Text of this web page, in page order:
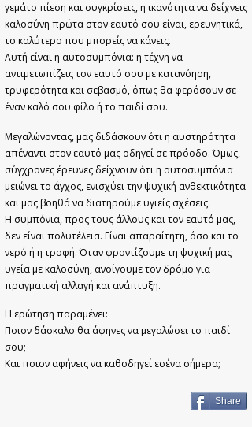
γεμάτο πίεση και συγκρίσεις, η ικανότητα να δείχνεις
καλοσύνη πρώτα στον εαυτό σου είναι, ερευνητικά,
το καλύτερο που μπορείς να κάνεις.
Αυτή είναι η αυτοσυμπόνια: η τέχνη να
αντιμετωπίζεις τον εαυτό σου με κατανόηση,
τρυφερότητα και σεβασμό, όπως θα φερόσουν σε
έναν καλό σου φίλο ή το παιδί σου.
Μεγαλώνοντας, μας διδάσκουν ότι η αυστηρότητα
απέναντι στον εαυτό μας οδηγεί σε πρόοδο. Όμως,
σύγχρονες έρευνες δείχνουν ότι η αυτοσυμπόνια
μειώνει το άγχος, ενισχύει την ψυχική ανθεκτικότητα
και μας βοηθά να διατηρούμε υγιείς σχέσεις.
Η συμπόνια, προς τους άλλους και τον εαυτό μας,
δεν είναι πολυτέλεια. Είναι απαραίτητη, όσο και το
νερό ή η τροφή. Όταν φροντίζουμε τη ψυχική μας
υγεία με καλοσύνη, ανοίγουμε τον δρόμο για
πραγματική αλλαγή και ανάπτυξη.
Η ερώτηση παραμένει:
Ποιον δάσκαλο θα άφηνες να μεγαλώσει το παιδί
σου;
Και ποιον αφήνεις να καθοδηγεί εσένα σήμερα;
Share